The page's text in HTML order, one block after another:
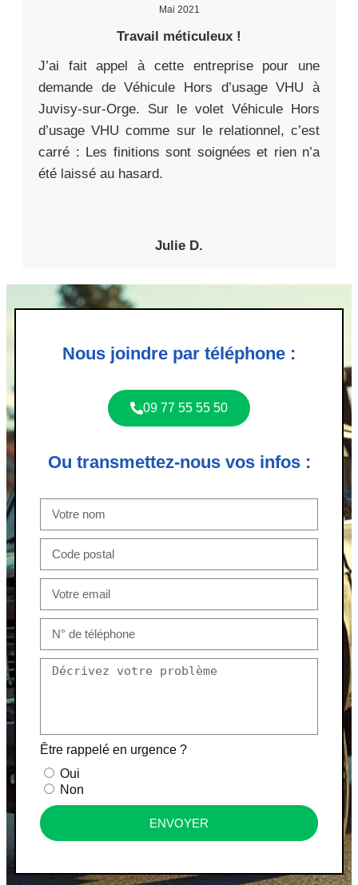
Mai 2021
Travail méticuleux !
J’ai fait appel à cette entreprise pour une
demande de Véhicule Hors d’usage VHU à
Juvisy-sur-Orge. Sur le volet Véhicule Hors
d’usage VHU comme sur le relationnel, c’est
carré : Les finitions sont soignées et rien n’a
été laissé au hasard.
Julie D.
Nous joindre par téléphone :
09 77 55 55 50
Ou transmettez-nous vos infos :
Être rappelé en urgence ?
Oui
Non
ENVOYER